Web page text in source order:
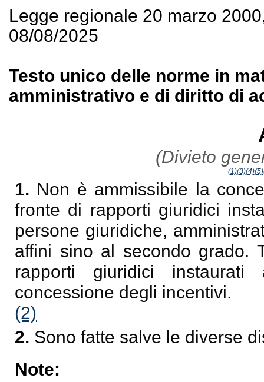
Legge regionale 20 marzo
08/08/2025
Testo unico delle norme in
amministrativo e di diritto di
(Divieto
(1)(3)(4)(5)
1. Non è ammissibile la
fronte di rapporti giuridici
persone giuridiche,
affini sino al secondo grado.
rapporti giuridici
concessione degli incentivi.
(2)
2. Sono fatte salve le diverse
Note: